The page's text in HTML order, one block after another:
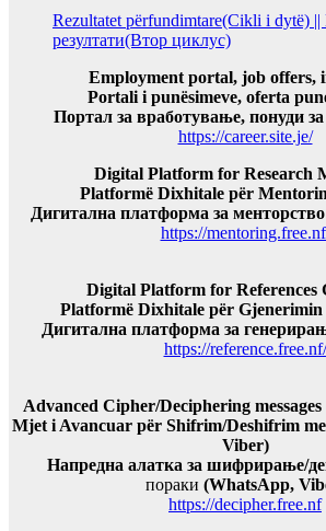
Rezultatet përfundimtare(Cikli i dytë)
резултати(Втор циклус)
Employment portal, job offers,
Portali i punësimeve, oferta
Портал за вработување, понуди
https://career.site.je/
Digital Platform for Research
Platformë Dixhitale për
Дигитална платформа за
https://
Digital Platform for References
Platformë Dixhitale për Gjenerimin
Дигитална платформа за
https://reference.free.nf/
Advanced Cipher/Deciphering
Mjet i Avancuar për Shifrim/Deshifrim
Viber)
Напредна алатка за шифрирање/
пораки (WhatsApp,
https://decipher.free.nf